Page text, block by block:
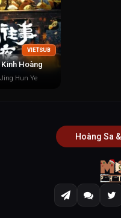
VIETSUB
Hoàng
Hun Ye
Hoàng Sa